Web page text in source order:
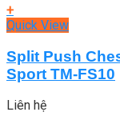
+
Quick View
Split Push
Sport TM-FS10
Liên hệ